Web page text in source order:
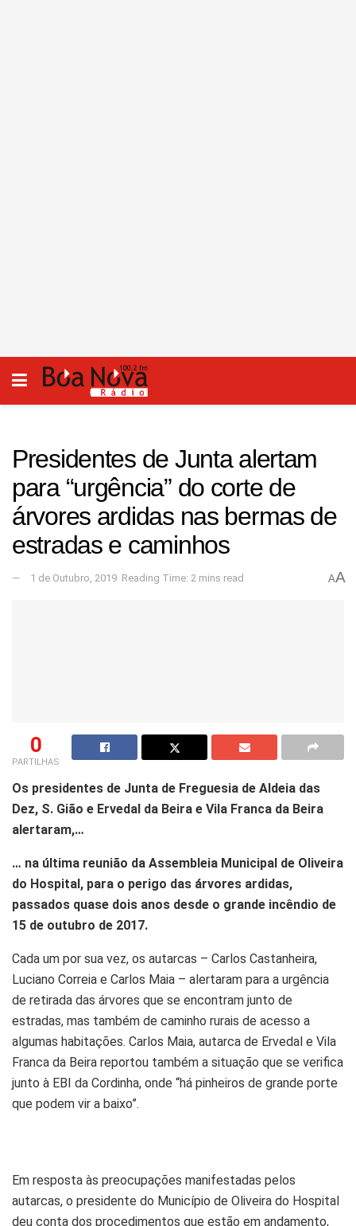
Presidentes de Junta alertam
para “urgência” do corte de
árvores ardidas nas bermas de
estradas e caminhos
1 de Outubro, 2019 Reading Time: 2 mins read AA
0
PARTILHAS
Os presidentes de Junta de Freguesia de Aldeia das
Dez, S. Gião e Ervedal da Beira e Vila Franca da Beira
alertaram,…
… na última reunião da Assembleia Municipal de Oliveira
do Hospital, para o perigo das árvores ardidas,
passados quase dois anos desde o grande incêndio de
15 de outubro de 2017.
Cada um por sua vez, os autarcas – Carlos Castanheira,
Luciano Correia e Carlos Maia – alertaram para a urgência
de retirada das árvores que se encontram junto de
estradas, mas também de caminho rurais de acesso a
algumas habitações. Carlos Maia, autarca de Ervedal e Vila
Franca da Beira reportou também a situação que se verifica
junto à EBI da Cordinha, onde “há pinheiros de grande porte
que podem vir a baixo”.
Em resposta às preocupações manifestadas pelos
autarcas, o presidente do Município de Oliveira do Hospital
deu conta dos procedimentos que estão em andamento,